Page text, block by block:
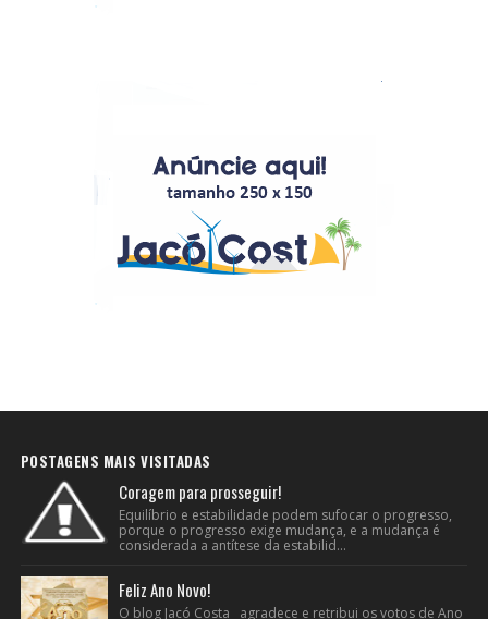
POSTAGENS MAIS VISITADAS
Coragem para prosseguir!
Equilíbrio e estabilidade podem sufocar o progresso,
porque o progresso exige mudança, e a mudança é
considerada a antítese da estabilid...
Feliz Ano Novo!
O blog Jacó Costa agradece e retribui os votos de Ano